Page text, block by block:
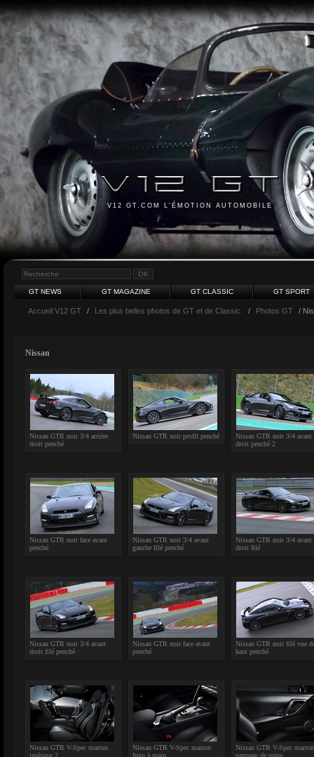
V12 GT.COM L'ÉMOTION AUTOMOBILE
GT NEWS GT MAGAZINE GT CLASSIC GT SPORT
Accueil V12 GT / Les plus belles photos de GT et de Classic. / Photos GT /
Nissan
Nissan GTR noir 3/4 arrière
droit penché
Nissan GTR noir profil penché
Nissan GTR noir 3/4 avant
droit penché 2
Nissan GTR noir face avant
penché
Nissan GTR noir 3/4 avant
gauche filé penché
Nissan GTR noir 3/4 avant
droit filé
Nissan GTR noir 3/4 avant
droit filé penché
Nissan GTR noir face avant
penché
Nissan GTR noir filé vue
haut penché
Nissan GTR V-Spec marron
intérieur 2
Nissan GTR V-Spec marron
frein à main
Nissan GTR V-Spec marron
panneau de porte